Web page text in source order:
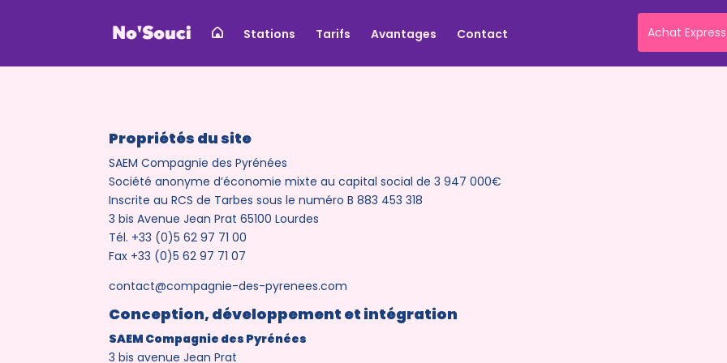
Stations Tarifs Avantages Contact Achat Express
Propriétés du site
SAEM Compagnie des Pyrénées
Société anonyme d’économie mixte au capital social de 3 947 000€
Inscrite au RCS de Tarbes sous le numéro B 883 453 318
3 bis Avenue Jean Prat 65100 Lourdes
Tél. +33 (0)5 62 97 71 00
Fax +33 (0)5 62 97 71 07
contact@compagnie-des-pyrenees.com
Conception, développement et intégration
SAEM Compagnie des Pyrénées
3 bis avenue Jean Prat